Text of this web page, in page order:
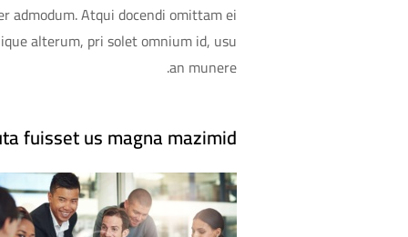
admodum. Atqui docendi omittam ei
alterum, pri solet omnium id, usu
an munere.
fuisset us magna mazimid